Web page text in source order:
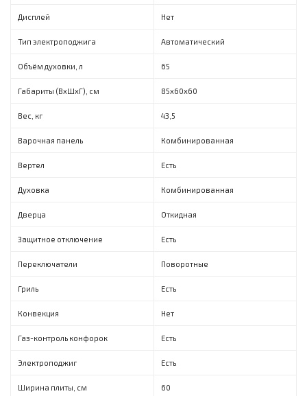
Дисплей Нет
Тип электроподжига Автоматический
Объём духовки, л 65
Габариты (ВxШxГ), см 85х60х60
Вес, кг 43,5
Варочная панель Комбинированная
Вертел Есть
Духовка Комбинированная
Дверца Откидная
Защитное отключение Есть
Переключатели Поворотные
Гриль Есть
Конвекция Нет
Газ-контроль конфорок Есть
Электроподжиг Есть
Ширина плиты, см 60